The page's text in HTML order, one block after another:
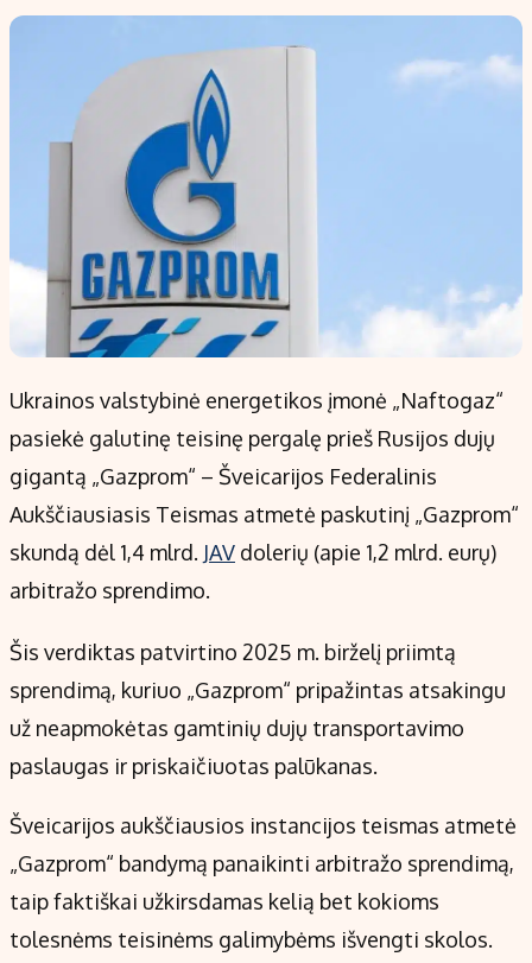
Akcijų rinka
Saulės elektrinės
Kriptovaliutos
Nedarbo išmokos skaičiuoklė
Redakcija
Apie mus
Redakcijos politika
Privatumo politika
Turinio žymėjimo taisyklės
Kontaktai
Ukrainos valstybinė energetikos įmonė „Naftogaz“
pasiekė galutinę teisinę pergalę prieš Rusijos dujų
gigantą „Gazprom“ – Šveicarijos Federalinis
Aukščiausiasis Teismas atmetė paskutinį „Gazprom“
skundą dėl 1,4 mlrd. JAV dolerių (apie 1,2 mlrd. eurų)
arbitražo sprendimo.
Šis verdiktas patvirtino 2025 m. birželį priimtą
sprendimą, kuriuo „Gazprom“ pripažintas atsakingu
už neapmokėtas gamtinių dujų transportavimo
paslaugas ir priskaičiuotas palūkanas.
Šveicarijos aukščiausios instancijos teismas atmetė
„Gazprom“ bandymą panaikinti arbitražo sprendimą,
taip faktiškai užkirsdamas kelią bet kokioms
tolesnėms teisinėms galimybėms išvengti skolos.